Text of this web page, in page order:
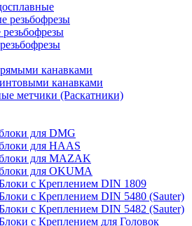
резьбофрезы
канавками
канавками
метчики (Раскатники)
для DMG
для HAAS
для MAZAK
для OKUMA
с Креплением DIN 1809
с Креплением DIN 5480 (Sauter)
с Креплением DIN 5482 (Sauter)
с Креплением для Головок